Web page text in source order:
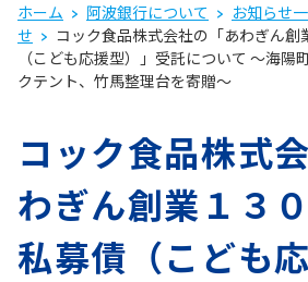
ホーム 阿波銀行について お知らせ
せ
コック食品株式会社の「あわぎん創
（こども応援型）」受託について ～海陽
クテント、竹馬整理台を寄贈～
コック食品株式
わぎん創業１３
私募債（こども